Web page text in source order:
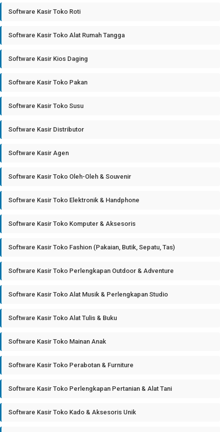
Software Kasir Toko Roti
Software Kasir Toko Alat Rumah Tangga
Software Kasir Kios Daging
Software Kasir Toko Pakan
Software Kasir Toko Susu
Software Kasir Distributor
Software Kasir Agen
Software Kasir Toko Oleh-Oleh & Souvenir
Software Kasir Toko Elektronik & Handphone
Software Kasir Toko Komputer & Aksesoris
Software Kasir Toko Fashion (Pakaian, Butik, Sepatu, Tas)
Software Kasir Toko Perlengkapan Outdoor & Adventure
Software Kasir Toko Alat Musik & Perlengkapan Studio
Software Kasir Toko Alat Tulis & Buku
Software Kasir Toko Mainan Anak
Software Kasir Toko Perabotan & Furniture
Software Kasir Toko Perlengkapan Pertanian & Alat Tani
Software Kasir Toko Kado & Aksesoris Unik